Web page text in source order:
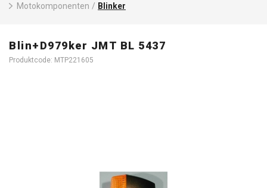
Motokomponenten / Blinker
Blin+D979ker JMT BL 5437
Produktcode: MTP221605